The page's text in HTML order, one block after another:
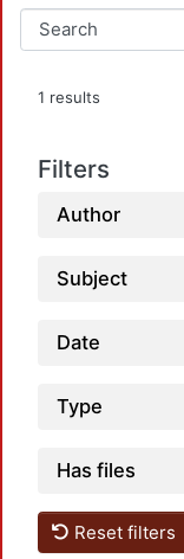
1 results
Filters
Author
Subject
Date
Type
Has files
Reset filters